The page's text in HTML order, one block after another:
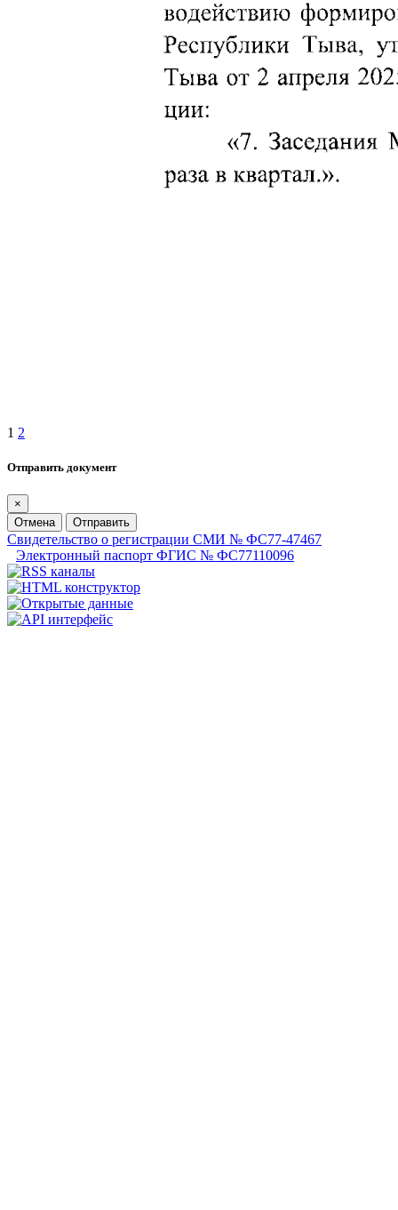
1 2
Отправить документ
×
Отмена
Отправить
Свидетельство о регистрации СМИ № ФС77-47467
Электронный паспорт ФГИС № ФС77110096